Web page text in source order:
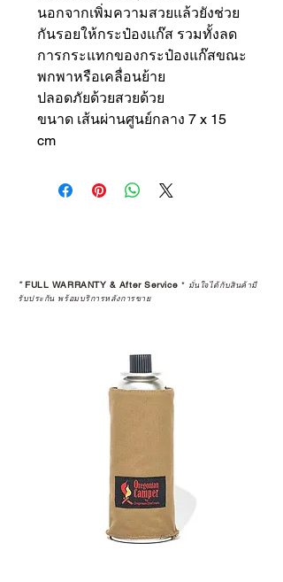
นอกจากเพิ่มความสวยแล้วยังช่วย
กันรอยให้กระป๋องแก๊ส รวมทั้งลด
การกระแทกของกระป๋องแก๊สขณะ
พกพาหรือเคลื่อนย้าย
ปลอดภัยด้วยสวยด้วย
ขนาด เส้นผ่านศูนย์กลาง 7 x 15
cm
*FULL WARRANTY & After Service * มั่นใจได้กับสินค้ามี
รับประกัน พร้อมบริการหลังการขาย